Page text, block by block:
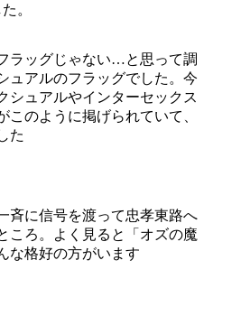
。
ラッグじゃない…と思って調
ュアルのフラッグでした。今
シュアルやインターセックス
このように掲げられていて、
た
斉に信号を渡って忠孝東路へ
ころ。よく見ると「オズの魔
な格好の方がいます